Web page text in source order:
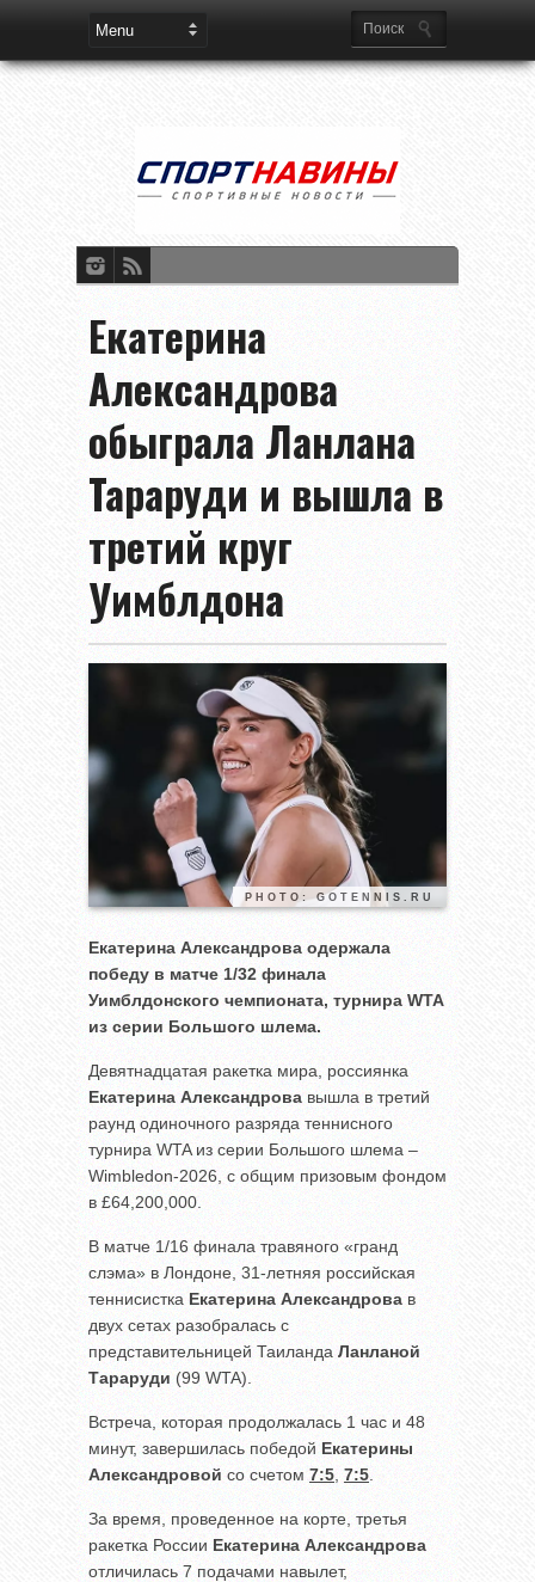
Екатерина
Александрова
обыграла Ланлана
Тараруди и вышла в
третий круг
Уимблдона
PHOTO: GOTENNIS.RU
Екатерина Александрова одержала
победу в матче 1/32 финала
Уимблдонского чемпионата, турнира WTA
из серии Большого шлема.
Девятнадцатая ракетка мира, россиянка
Екатерина Александрова вышла в третий
раунд одиночного разряда теннисного
турнира WTA из серии Большого шлема –
Wimbledon-2026, с общим призовым фондом
в £64,200,000.
В матче 1/16 финала травяного «гранд
слэма» в Лондоне, 31-летняя российская
теннисистка Екатерина Александрова в
двух сетах разобралась с
представительницей Таиланда Ланланой
Тараруди (99 WTA).
Встреча, которая продолжалась 1 час и 48
минут, завершилась победой Екатерины
Александровой со счетом 7:5 7:5
За время, проведенное на корте, третья
ракетка России Екатерина Александрова
отличилась 7 подачами навылет,